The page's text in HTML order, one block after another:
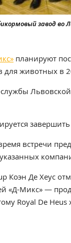
завод во
планируют
для животных в
встречи
Коэн Де Хеус
«Д-Микс» —
Royal De